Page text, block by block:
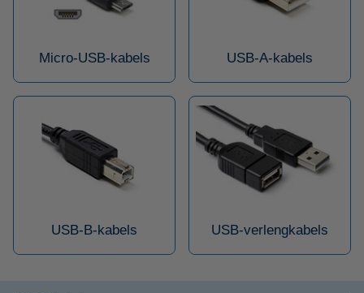
Micro-USB-kabels USB-A-kabels
USB-B-kabels USB-verlengkabels